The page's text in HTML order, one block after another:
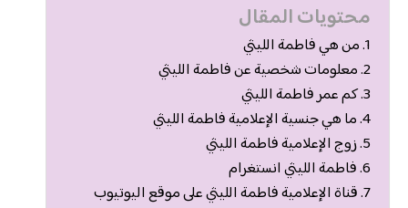
محتويات المقال
من هي فاطمة الليثي
معلومات شخصية عن فاطمة الليثي
كم عمر فاطمة الليثي
ما هي جنسية الإعلامية فاطمة الليثي
زوج الإعلامية فاطمة الليثي
فاطمة الليثي انستغرام
قناة الإعلامية فاطمة الليثي على موقع اليوتيوب